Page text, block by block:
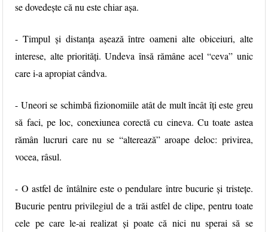
se dovedește că nu este chiar așa.
- Timpul și distanța așează între oameni alte obiceiuri, alte
interese, alte priorități. Undeva însă rămâne acel “ceva” unic
care i-a apropiat cândva.
- Uneori se schimbă fizionomiile atât de mult încât îți este greu
să faci, pe loc, conexiunea corectă cu cineva. Cu toate astea
rămân lucruri care nu se “alterează” aroape deloc: privirea,
vocea, râsul.
- O astfel de întâlnire este o pendulare între bucurie și tristețe.
Bucurie pentru privilegiul de a trăi astfel de clipe, pentru toate
cele pe care le-ai realizat și poate că nici nu sperai să se